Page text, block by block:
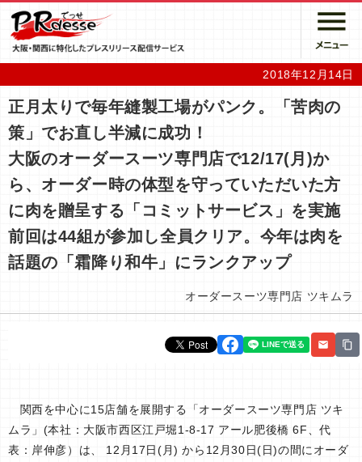
2018年12月14日
正月太りで毎年縫製工場がパンク。「苦肉の
策」でお直し半減に成功！
大阪のオーダースーツ専門店で12/17(月)か
ら、オーダー時の体型を守っていただいた方
に肉を贈呈する「コミットサービス」を実施
前回は44組が参加し全員クリア。今年は肉を
話題の「霜降り和牛」にランクアップ
オーダースーツ専門店 ツキムラ
関西を中心に15店舗を展開する「オーダースーツ専門店 ツキ
ムラ」(本社：大阪市西区江戸堀1-8-17 アール肥後橋 6F、代
表：岸伸彦）は、 12月17日(月) から12月30日(日)の間にオーダ